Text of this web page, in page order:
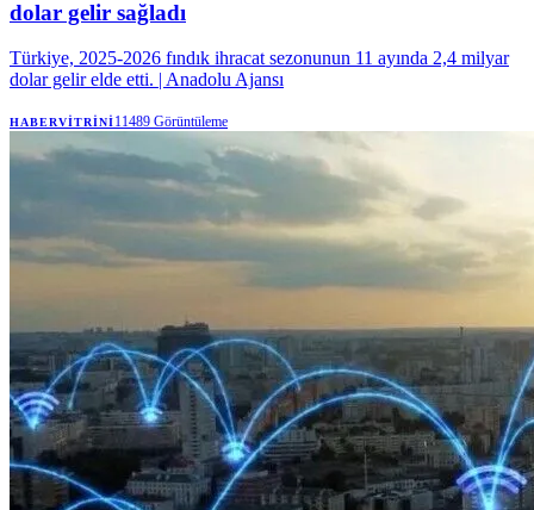
dolar gelir sağladı
Türkiye, 2025-2026 fındık ihracat sezonunun 11 ayında 2,4 milyar
dolar gelir elde etti. | Anadolu Ajansı
HABERVITRINI11489 Görüntüleme